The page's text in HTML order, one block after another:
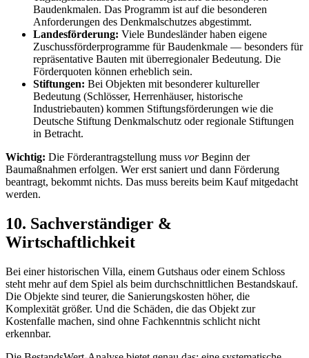
Baudenkmalen. Das Programm ist auf die besonderen
Anforderungen des Denkmalschutzes abgestimmt.
Landesförderung: Viele Bundesländer haben eigene
Zuschussförderprogramme für Baudenkmale — besonders für
repräsentative Bauten mit überregionaler Bedeutung. Die
Förderquoten können erheblich sein.
Stiftungen: Bei Objekten mit besonderer kultureller
Bedeutung (Schlösser, Herrenhäuser, historische
Industriebauten) kommen Stiftungsförderungen wie die
Deutsche Stiftung Denkmalschutz oder regionale Stiftungen
in Betracht.
Wichtig: Die Förderantragstellung muss vorBeginn der
Baumaßnahmen erfolgen. Wer erst saniert und dann Förderung
beantragt, bekommt nichts. Das muss bereits beim Kauf mitgedacht
werden.
10. Sachverständiger &
Wirtschaftlichkeit
Bei einer historischen Villa, einem Gutshaus oder einem Schloss
steht mehr auf dem Spiel als beim durchschnittlichen Bestandskauf.
Die Objekte sind teurer, die Sanierungskosten höher, die
Komplexität größer. Und die Schäden, die das Objekt zur
Kostenfalle machen, sind ohne Fachkenntnis schlicht nicht
erkennbar.